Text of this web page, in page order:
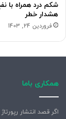
شکم درد همراه با
هشدار خطر
فروردین 24, 1403
همکاری باما
اگر قصد انتشار